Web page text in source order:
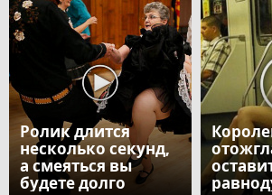
Ролик длится
несколько секунд,
а смеяться вы
будете долго